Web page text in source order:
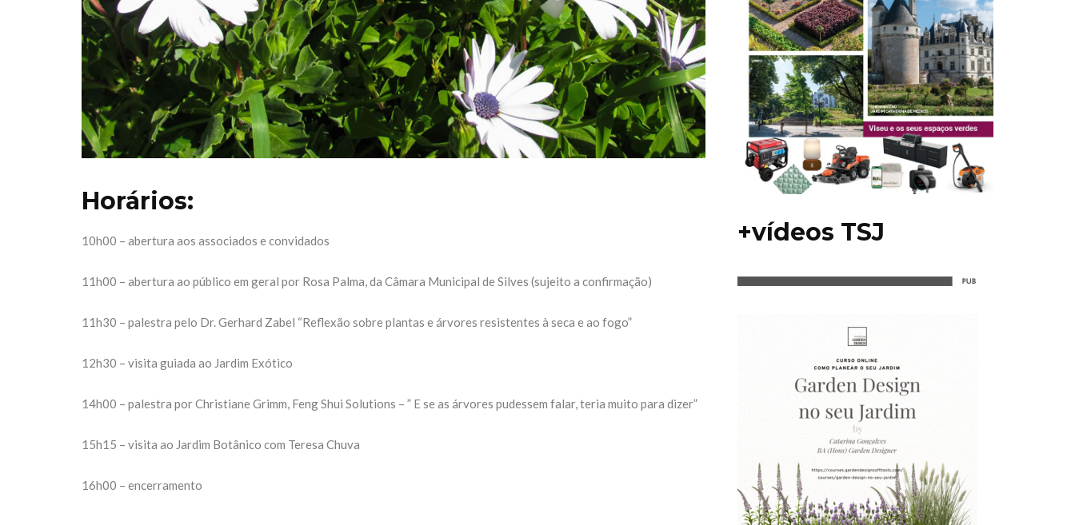
Horários:
10h00 – abertura aos associados e convidados
11h00 – abertura ao público em geral por Rosa Palma, da Câmara Municipal de Silves (sujeito a confirmação)
11h30 – palestra pelo Dr. Gerhard Zabel “Reflexão sobre plantas e árvores resistentes à seca e ao fogo”
12h30 – visita guiada ao Jardim Exótico
14h00 – palestra por Christiane Grimm, Feng Shui Solutions – ” E se as árvores pudessem falar, teria muito para dizer”
15h15 – visita ao Jardim Botânico com Teresa Chuva
16h00 – encerramento
+vídeos TSJ